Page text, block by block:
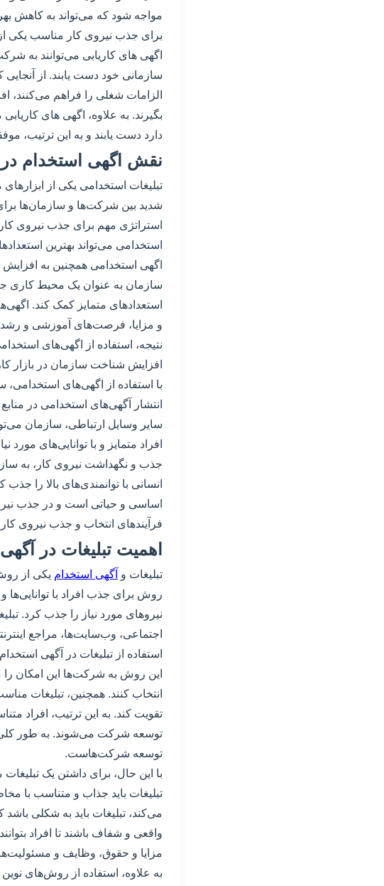
مواجه شود که می‌تواند به کاهش
برای جذب نیروی کار مناسب
اگهی های کاریابی می‌توانند به
سازمانی خود دست یابند. از
الزامات شغلی را فراهم می‌کنند،
بگیرند. به علاوه، اگهی های
دارد دست یابند و به این ترتیب،
نقش اگهی استخدام
تبلیغات استخدامی یکی از
شدید بین شرکت‌ها و سازمان‌ها برای
استراتژی مهم برای جذب نیروی
استخدامی می‌تواند بهترین
اگهی استخدامی همچنین به
سازمان به عنوان یک محیط
استعدادهای متمایز کمک کند.
و مزایا، فرصت‌های آموزشی و رشد
نتیجه، استفاده از اگهی‌های
افزایش شناخت سازمان در بازار
با استفاده از اگهی‌های استخدامی،
انتشار آگهی‌های استخدامی در
سایر وسایل ارتباطی، سازمان
افراد متمایز و با توانایی‌های
جذب و نگهداشت نیروی کار، به
انسانی با توانمندی‌های بالا را
اساسی و حیاتی است و در جذب
فرآیندهای انتخاب و جذب نیروی
اهمیت تبلیغات در
تبلیغات و آگهی استخدام یکی از
روش برای جذب افراد با
نیروهای مورد نیاز را جذب کرد.
اجتماعی، وب‌سایت‌ها، مراجع
استفاده از تبلیغات در آگهی
این روش به شرکت‌ها این امکان را
انتخاب کنند. همچنین، تبلیغات
تقویت کند. به این ترتیب،
توسعه شرکت می‌شوند. به طور کلی،
توسعه شرکت‌هاست.
با این حال، برای داشتن یک
تبلیغات باید جذاب و متناسب با
می‌کند، تبلیغات باید به شکلی باشد
واقعی و شفاف باشند تا افراد
مزایا و حقوق، وظایف و مسئولیت‌ها
به علاوه، استفاده از روش‌های نوین